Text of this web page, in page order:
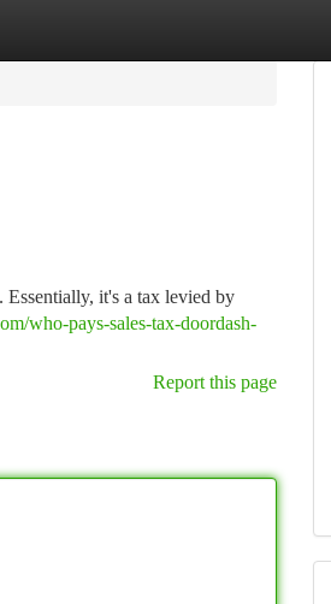
Essentially, it's a tax levied by
who-pays-sales-tax-doordash-
Report this page